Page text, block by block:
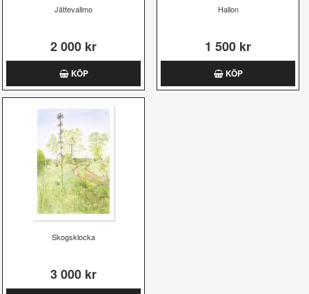
Jättevallmo
2 000 kr
KÖP
Hallon
1 500 kr
KÖP
Skogsklocka
3 000 kr